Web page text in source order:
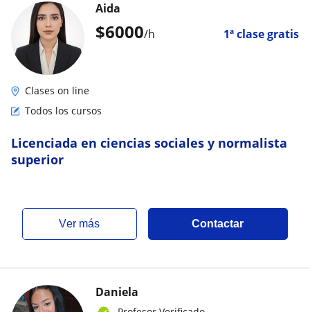
$6000/h 1ª clase gratis
Aida
Clases on line
Todos los cursos
Licenciada en ciencias sociales y normalista
superior
ver más Contactar
Daniela